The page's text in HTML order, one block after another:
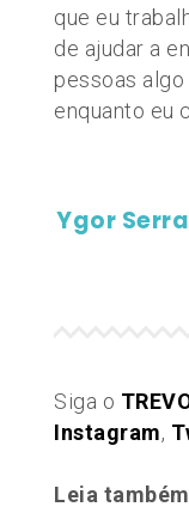
que eu
de ajudar a
pessoas
enquanto eu
Ygor
Siga o
Instagram,
Leia